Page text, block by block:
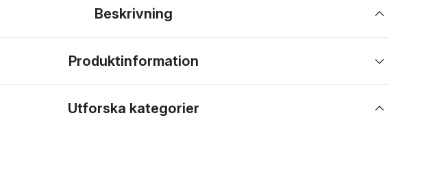
Beskrivning
Produktinformation
Utforska kategorier